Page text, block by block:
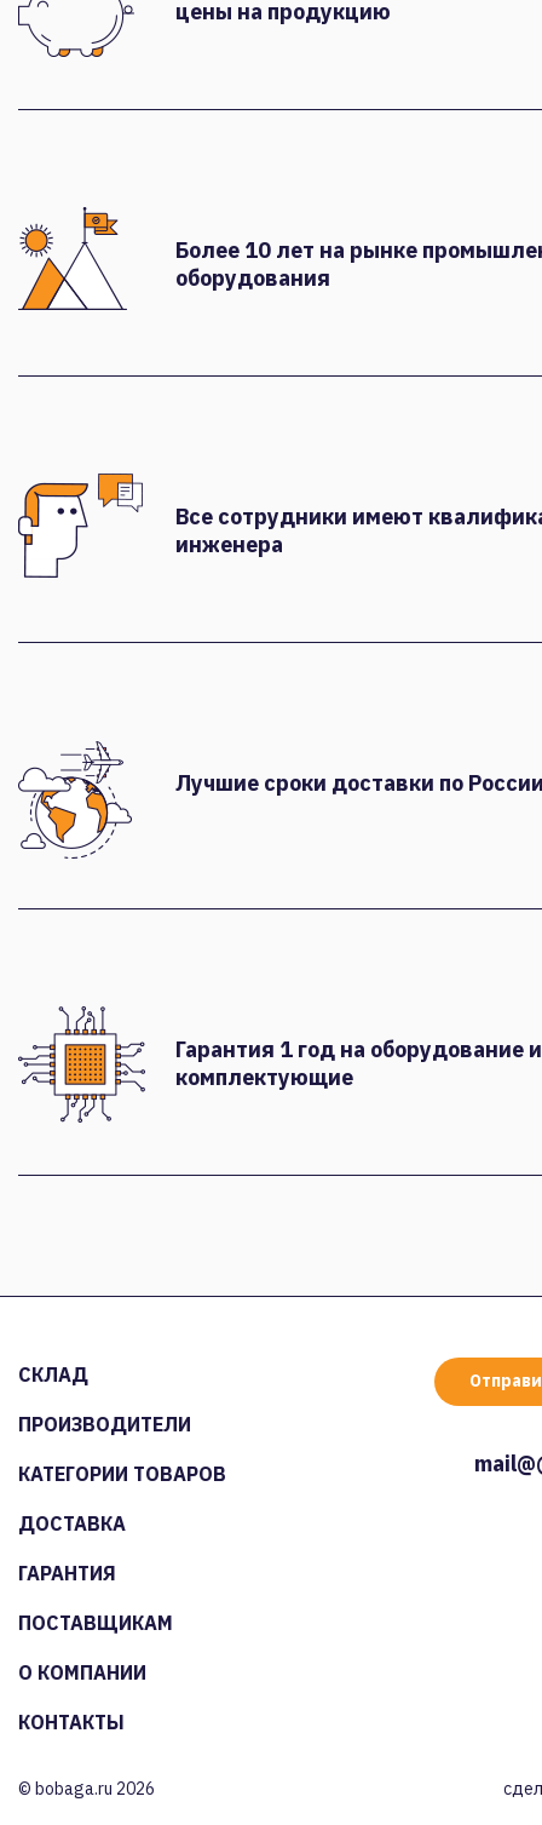
цены на продукцию
Более 10 лет на рынке
оборудования
Все сотрудники имеют
инженера
Лучшие сроки доставки по
Гарантия 1 год на оборудование и
комплектующие
СКЛАД
ПРОИЗВОДИТЕЛИ
КАТЕГОРИИ ТОВАРОВ
ДОСТАВКА
ГАРАНТИЯ
ПОСТАВЩИКАМ
О КОМПАНИИ
КОНТАКТЫ
© bobaga.ru 2026